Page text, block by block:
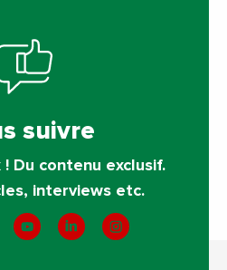
suivre
Du contenu exclusif.
interviews etc.